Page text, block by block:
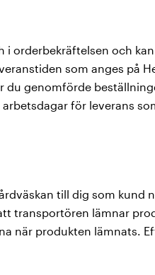
orderbekräftelsen och
som anges på
genomförde
för leverans
till dig som kund
transportören lämnar
när produkten lämnats.